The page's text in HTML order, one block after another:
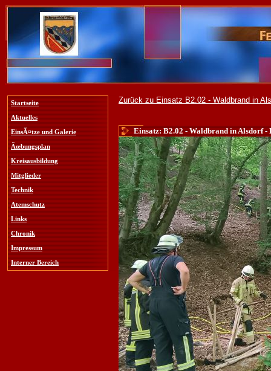
Startseite
Aktuelles
EinsÃ¤tze und Galerie
Ãœbungsplan
Kreisausbildung
Mitglieder
Technik
Atemschutz
Links
Chronik
Impressum
Interner Bereich
Zurück zu Einsatz B2.02 - Waldbrand in
Einsatz: B2.02 - Waldbrand in Alsdorf -